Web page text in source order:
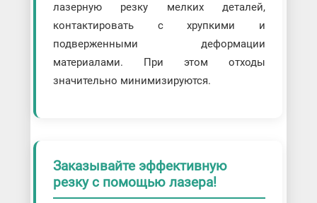
лазерную резку мелких деталей,
контактировать с хрупкими и
подверженными деформации
материалами. При этом отходы
значительно минимизируются.
Заказывайте эффективную
резку с помощью лазера!